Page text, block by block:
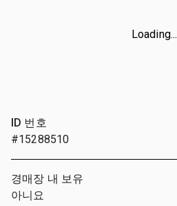
Loading...
ID 번호
#15288510
경매장 내 보유
아니요